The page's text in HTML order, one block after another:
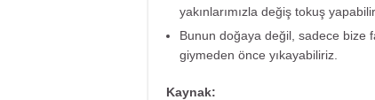
yakınlarımızla değiş tokuş
Bunun doğaya değil, sadece bize
giymeden önce yıkayabiliriz.
Kaynak: